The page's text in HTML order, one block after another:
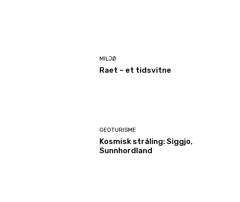
MILJØ
Raet – et tidsvitne
GEOTURISME
Kosmisk stråling: Siggjo,
Sunnhordland